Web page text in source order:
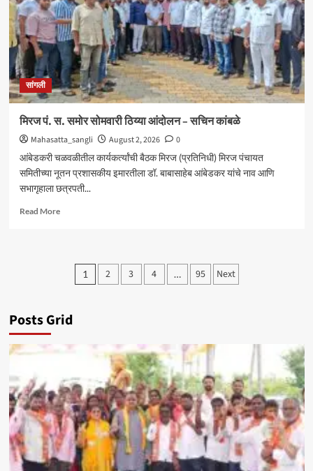
नामकरणाच्या
वादावरून
घोषणाबाजी
सांगली
मिरज पं. स. समोर सोमवारी ठिय्या आंदोलन – सचिन कांबळे
Mahasatta_sangli August 2, 2026
0
आंबेडकरी चळवळीतील कार्यकर्त्यांची बैठक मिरज (प्रतिनिधी) मिरज पंचायत
समितीच्या नूतन प्रशासकीय इमारतीला डॉ. बाबासाहेब आंबेडकर यांचे नाव आणि
सभागृहाला छत्रपती...
Read MoreRead
ठिय्या
आंदोलन
Posts
1 2 3 4 … 95 Next
Posts Grid